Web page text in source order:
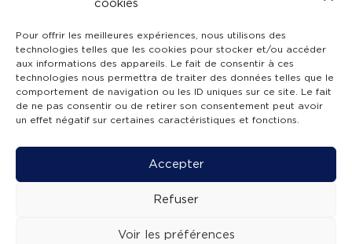
cookies
Pour offrir les meilleures expériences, nous utilisons des
technologies telles que les cookies pour stocker et/ou accéder
aux informations des appareils. Le fait de consentir à ces
technologies nous permettra de traiter des données telles que le
comportement de navigation ou les ID uniques sur ce site. Le fait
de ne pas consentir ou de retirer son consentement peut avoir
un effet négatif sur certaines caractéristiques et fonctions.
Accepter
Refuser
Voir les préférences
L’APPLICATION TVBA !
SUIVEZ-NOUS !
Mentions légales -Accessibilité